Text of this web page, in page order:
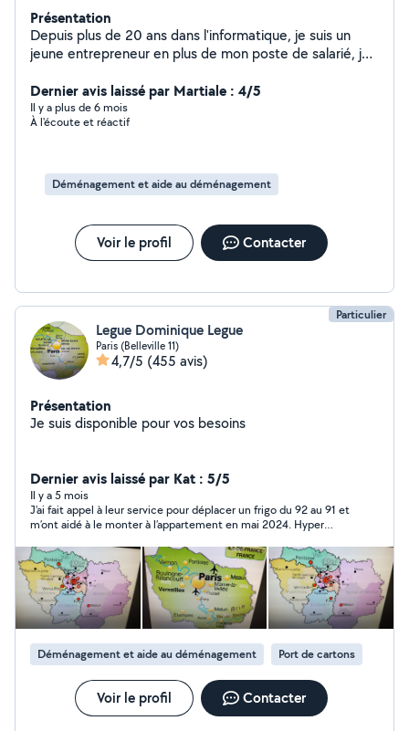
Présentation
Depuis plus de 20 ans dans l'informatique, je suis un
jeune entrepreneur en plus de mon poste de salarié, je
expérience. Mes domaines d'interventions sont :
Installation de votre matériel informatique (PC, Mac,
Périphérique), dépannage...
Dernier avis laissé par Martiale : 4/5
Il y a plus de 6 mois
À l'écoute et réactif
Déménagement et aide au déménagement
Voir le profil Contacter
Particulier
Legue Dominique Legue
Paris (Belleville 11)
4,7/5 (455 avis)
Présentation
Je suis disponible pour vos besoins
Dernier avis laissé par Kat : 5/5
Il y a 5 mois
J’ai fait appel à leur service pour déplacer un frigo du 92 au 91 et
m’ont aidé à le monter à l’appartement en mai 2024. Hyper
Déménagement et aide au déménagement Port de cartons
Voir le profil Contacter